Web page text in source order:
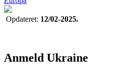
Opdateret: 12/02-2025.
Anmeld Ukraine